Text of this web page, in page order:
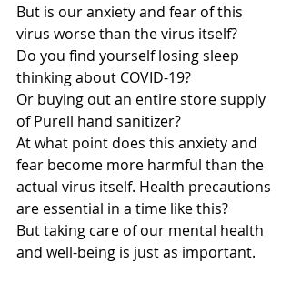
But is our anxiety and fear of this
virus worse than the virus itself?
Do you find yourself losing sleep
thinking about COVID-19?
Or buying out an entire store supply
of Purell hand sanitizer?
At what point does this anxiety and
fear become more harmful than the
actual virus itself. Health precautions
are essential in a time like this?
But taking care of our mental health
and well-being is just as important.